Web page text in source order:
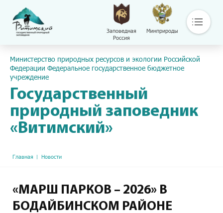
Заповедная
Россия
Минприроды
О нас
Контакты
Библиотека
Сохраняй
Министерство природных ресурсов и экологии Российской
Федерации Федеральное государственное бюджетное
учреждение
Государственный
природный заповедник
«Витимский»
Строка навигации
Главная Новости
«МАРШ ПАРКОВ – 2026» В
БОДАЙБИНСКОМ РАЙОНЕ